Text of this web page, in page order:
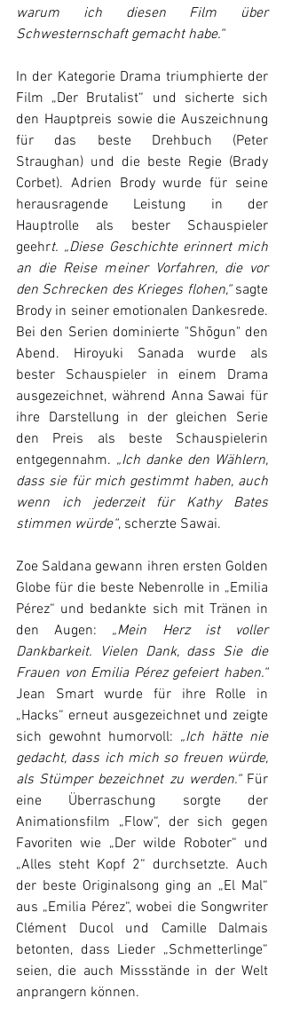
warum ich diesen Film über
Schwesternschaft gemacht habe.“
In der Kategorie Drama triumphierte der
Film „Der Brutalist“ und sicherte sich
den Hauptpreis sowie die Auszeichnung
für das beste Drehbuch (Peter
Straughan) und die beste Regie (Brady
Corbet). Adrien Brody wurde für seine
herausragende Leistung in der
Hauptrolle als bester Schauspieler
geehrt. „Diese Geschichte erinnert mich
an die Reise meiner Vorfahren, die vor
den Schrecken des Krieges flohen,“ sagte
Brody in seiner emotionalen Dankesrede.
Bei den Serien dominierte "Shōgun" den
Abend. Hiroyuki Sanada wurde als
bester Schauspieler in einem Drama
ausgezeichnet, während Anna Sawai für
ihre Darstellung in der gleichen Serie
den Preis als beste Schauspielerin
entgegennahm. „Ich danke den Wählern,
dass sie für mich gestimmt haben, auch
wenn ich jederzeit für Kathy Bates
stimmen würde“, scherzte Sawai.
Zoe Saldana gewann ihren ersten Golden
Globe für die beste Nebenrolle in „Emilia
Pérez“ und bedankte sich mit Tränen in
den Augen: „Mein Herz ist voller
Dankbarkeit. Vielen Dank, dass Sie die
Frauen von Emilia Pérez gefeiert haben.“
Jean Smart wurde für ihre Rolle in
„Hacks“ erneut ausgezeichnet und zeigte
sich gewohnt humorvoll: „Ich hätte nie
gedacht, dass ich mich so freuen würde,
als Stümper bezeichnet zu werden.“ Für
eine Überraschung sorgte der
Animationsfilm „Flow“, der sich gegen
Favoriten wie „Der wilde Roboter“ und
„Alles steht Kopf 2“ durchsetzte. Auch
der beste Originalsong ging an „El Mal“
aus „Emilia Pérez“, wobei die Songwriter
Clément Ducol und Camille Dalmais
betonten, dass Lieder „Schmetterlinge“
seien, die auch Missstände in der Welt
anprangern können.